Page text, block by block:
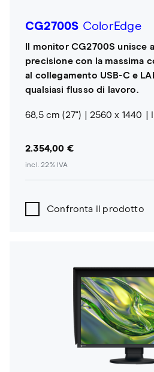
CG2700S ColorEdge
Il monitor CG2700S unisce
precisione con la massima
al collegamento USB-C e
qualsiasi flusso di lavoro.
68,5 cm (27") 2560 x 1440
2.354,00 €
incl. 22% IVA
Confronta il prodotto